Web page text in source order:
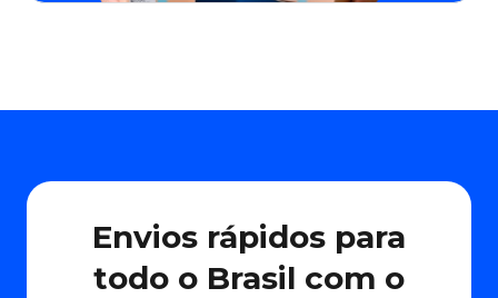
Envios rápidos para
todo o Brasil com o